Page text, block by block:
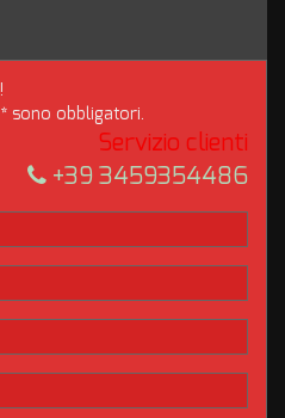
PREVEDE LA MASSIMA
NON NASCONDIAMO LE
DI FARE OGNI
che vedono le nostre auto nel
prive di ruggine e vengono
con possibilità di visione
per vedere
del nostro usato.
e gli accessori indicati nella
sono obbligatori.
Servizio clienti
+39 3459354486